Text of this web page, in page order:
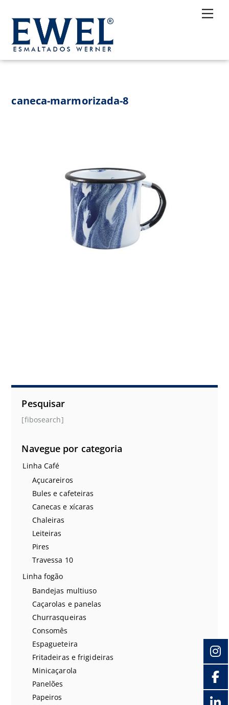
content
caneca-marmorizada-8
Pesquisar
[fibosearch]
Navegue por categoria
Linha Café
Açucareiros
Bules e cafeteiras
Canecas e xícaras
Chaleiras
Leiteiras
Pires
Travessa 10
Linha fogão
Bandejas multiuso
Caçarolas e panelas
Churrasqueiras
Consomês
Espagueteira
Fritadeiras e frigideiras
Minicaçarola
Panelões
Papeiros